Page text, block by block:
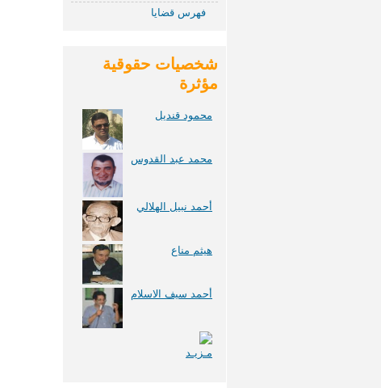
فهرس قضايا
شخصيات حقوقية
مؤثرة
محمود قنديل
محمد عبد القدوس
أحمد نبيل الهلالي
هيثم مناع
أحمد سيف الاسلام
مـزيـد